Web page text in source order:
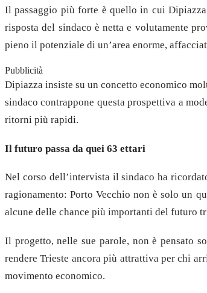
Il passaggio più forte è quello in cui
risposta del sindaco è netta e volutamente
pieno il potenziale di un’area enorme,
Pubblicità
Dipiazza insiste su un concetto economico
sindaco contrappone questa prospettiva a
ritorni più rapidi.
Il futuro passa da quei 63 ettari
Nel corso dell’intervista il sindaco ha
ragionamento: Porto Vecchio non è solo un
alcune delle chance più importanti del futuro
Il progetto, nelle sue parole, non è pensato
rendere Trieste ancora più attrattiva per chi
movimento economico.